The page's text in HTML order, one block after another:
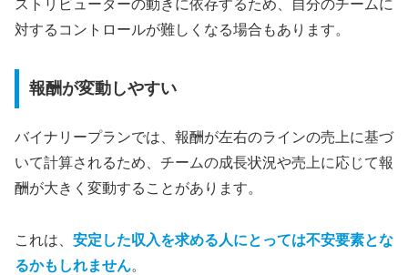
ストリビューターの動きに依存するため、自分のチームに
対するコントロールが難しくなる場合もあります。
報酬が変動しやすい
バイナリープランでは、報酬が左右のラインの売上に基づ
いて計算されるため、チームの成長状況や売上に応じて報
酬が大きく変動することがあります。
これは、 安定した収入を求める人にとっては不安要素とな
るかもしれません。